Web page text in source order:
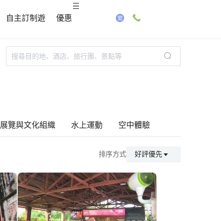
自主訂制遊 優惠
展覽與文化組織 水上運動 空中體驗
排序方式 好評優先